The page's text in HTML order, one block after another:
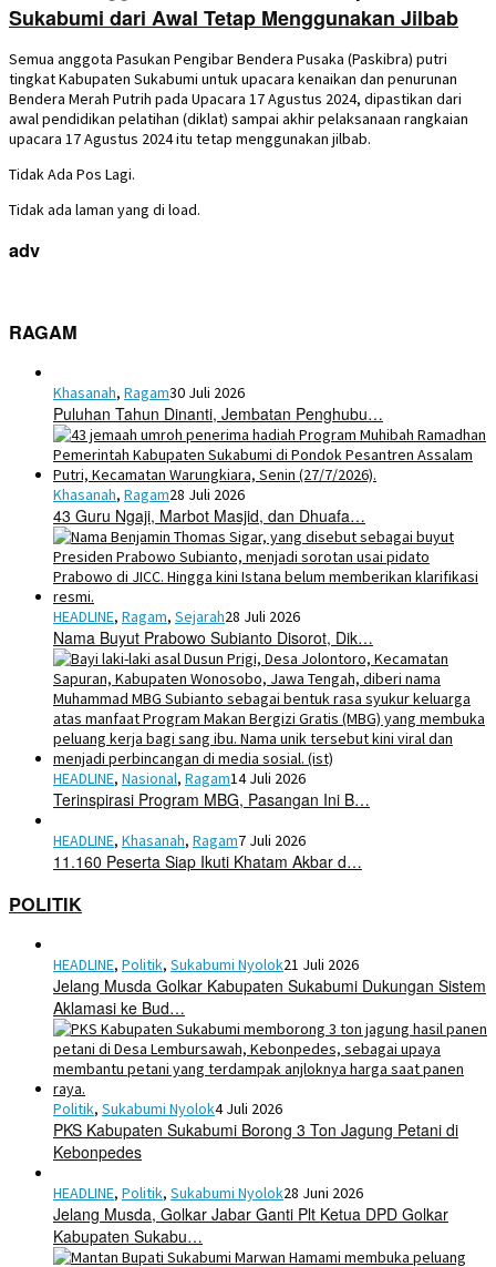
Sukabumi dari Awal Tetap Menggunakan Jilbab
Semua anggota Pasukan Pengibar Bendera Pusaka (Paskibra) putri
tingkat Kabupaten Sukabumi untuk upacara kenaikan dan penurunan
Bendera Merah Putrih pada Upacara 17 Agustus 2024, dipastikan dari
awal pendidikan pelatihan (diklat) sampai akhir pelaksanaan rangkaian
upacara 17 Agustus 2024 itu tetap menggunakan jilbab.
Tidak Ada Pos Lagi.
Tidak ada laman yang di load.
adv
RAGAM
Khasanah, Ragam30 Juli 2026
Puluhan Tahun Dinanti, Jembatan Penghubu…
Khasanah, Ragam28 Juli 2026
43 Guru Ngaji, Marbot Masjid, dan Dhuafa…
HEADLINE, Ragam, Sejarah28 Juli 2026
Nama Buyut Prabowo Subianto Disorot, Dik…
HEADLINE, Nasional, Ragam14 Juli 2026
Terinspirasi Program MBG, Pasangan Ini B…
HEADLINE, Khasanah, Ragam7 Juli 2026
11.160 Peserta Siap Ikuti Khatam Akbar d…
POLITIK
HEADLINE, Politik, Sukabumi Nyolok21 Juli 2026
Jelang Musda Golkar Kabupaten Sukabumi Dukungan Sistem
Aklamasi ke Bud…
Politik, Sukabumi Nyolok4 Juli 2026
PKS Kabupaten Sukabumi Borong 3 Ton Jagung Petani di
Kebonpedes
HEADLINE, Politik, Sukabumi Nyolok28 Juni 2026
Jelang Musda, Golkar Jabar Ganti Plt Ketua DPD Golkar
Kabupaten Sukabu…